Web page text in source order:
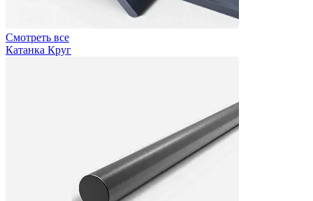
Смотреть все
Катанка Круг